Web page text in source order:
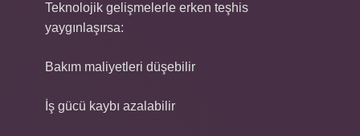
Teknolojik gelişmelerle erken teşhis
yaygınlaşırsa:
Bakım maliyetleri düşebilir
İş gücü kaybı azalabilir